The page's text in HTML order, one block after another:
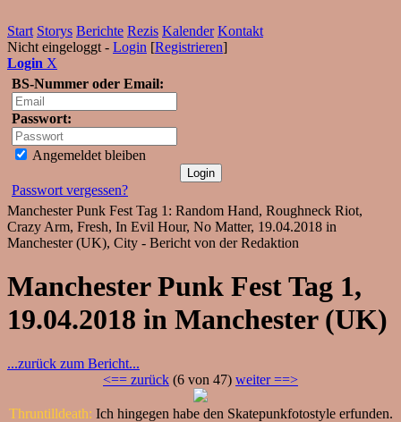
Start Storys Berichte Rezis Kalender Kontakt
Nicht eingeloggt - Login [Registrieren]
Login X
BS-Nummer oder Email:
Passwort:
Angemeldet bleiben
Passwort vergessen?
Manchester Punk Fest Tag 1: Random Hand, Roughneck Riot,
Crazy Arm, Fresh, In Evil Hour, No Matter, 19.04.2018 in
Manchester (UK), City - Bericht von der Redaktion
Manchester Punk Fest Tag 1,
19.04.2018 in Manchester (UK)
...zurück zum Bericht...
<== zurück (6 von 47) weiter ==>
Thruntilldeath: Ich hingegen habe den Skatepunkfotostyle erfunden.